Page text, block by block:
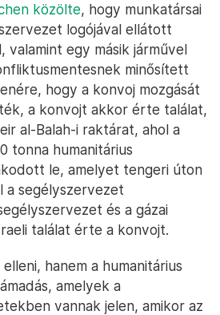
közölte, hogy munkatársai
logójával ellátott
valamint egy másik járművel
minősített
hogy a konvoj mozgását
a konvojt akkor érte találat,
al-Balah-i raktárat, ahol a
tonna humanitárius
le, amelyet tengeri úton
a segélyszervezet
és a gázai
találat érte a konvojt.
elleni, hanem a humanitárius
amelyek a
vannak jelen, amikor az